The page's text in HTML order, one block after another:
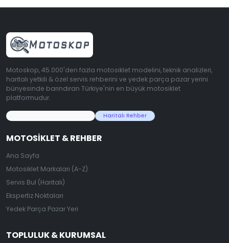
Motoskop, 45.000'den fazla motosiklet modelini, teknik analizleri,
haritalı yetkili & özel servis rehberini ve yedek parça pazar yerini
bünyesinde barındıran Türkiye'nin en büyük motosiklet
platformudur.
Haritalı Rehber
MOTOSIKLET & REHBER
Ana Sayfa
Motosiklet Markaları (A-Z)
Servis Bul (Haritalı)
Ekspertiz Noktaları
Yedek Parça Pazar Yeri
TOPLULUK & KURUMSAL